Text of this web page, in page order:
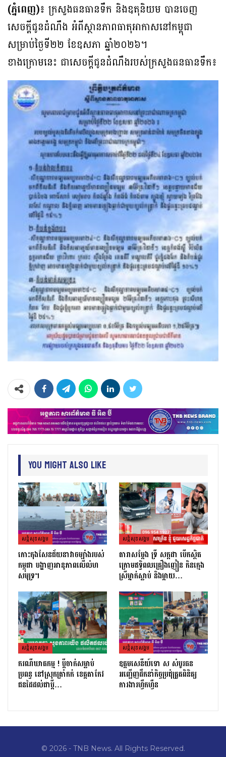
(ភ្នំពេញ)៖ ក្រសួងធនធានទឹក និងឧតុនិយម បានចេញ
សេចក្តីជូនដំណឹង អំពីស្ថានភាពធាតុអាកាសនៅកម្ពុជា
សម្រាប់ថ្ងៃទី២២ ខែឧសភា ឆ្នាំ២០២៦។
ខាងក្រោមនេះ ជាសេចក្តីជូនដំណឹងរបស់ក្រសួងធនធានទឹក៖
You Might Also Like
សន្តិសុខសង្គម
កោះកុងសែនជ័យនាវាចម្បាំងរបស់
កម្ពុជា បង្ហាញអានុភាពលើលំហ
សមុទ្រ។
សន្តិសុខសង្គម
តារាសម្ដែង ទ្រី សក្កដា បើកស្ថិត
ក្រោមឥទ្ធិពលគ្រឿងញៀន កិនក្មេង
ស្រីម្នាក់ស្លាប់ និងម្ដាយ…
សន្តិសុខសង្គម
ករណីឃាតកម្ម ! ប្ដីចាក់សម្លាប់
ប្រពន្ធ នៅស្រុកត្រាំកក់ ខេត្តតាកែវ
ជនដៃដល់ជាប្ដី…
សន្តិសុខសង្គម
ឧត្តមសេនីយ៍ទោ ស សំបូរធន
អញ្ជើញដឹកនាំកិច្ចប្រជុំត្រួតពិនិត្យ​
ការងារហ្វឹកហ្វឺន
© 2026 - TNB News. All Rights Reserved.